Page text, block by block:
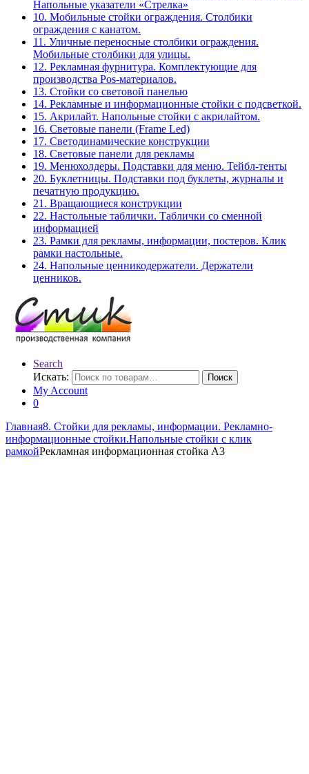
Напольные указатели «Стрелка»
10. Мобильные стойки ограждения. Столбики
ограждения с канатом.
11. Уличные переносные столбики ограждения.
Мобильные столбики для улицы.
12. Рекламная фурнитура. Комплектующие для
производства Pos-материалов.
13. Стойки со световой панелью
14. Рекламные и информационные стойки с подсветкой.
15. Акрилайт. Напольные стойки с акрилайтом.
16. Световые панели (Frame Led)
17. Светодинамические конструкции
18. Световые панели для рекламы
19. Менюхолдеры. Подставки для меню. Тейбл-тенты
20. Буклетницы. Подставки под буклеты, журналы и
печатную продукцию.
21. Вращающиеся конструкции
22. Настольные таблички. Таблички со сменной
информацией
23. Рамки для рекламы, информации, постеров. Клик
рамки настольные.
24. Напольные ценникодержатели. Держатели
ценников.
Search
Искать:
Поиск
My Account
0
Главная8. Стойки для рекламы, информации. Рекламно-
информационные стойки.Напольные стойки с клик
рамкойРекламная информационная стойка А3